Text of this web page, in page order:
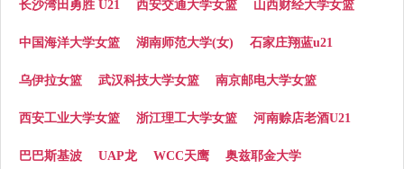
长沙湾田勇胜 U21 西安交通大学女篮 山西财经大学女篮
中国海洋大学女篮 湖南师范大学(女) 石家庄翔蓝u21
乌伊拉女篮 武汉科技大学女篮 南京邮电大学女篮
西安工业大学女篮 浙江理工大学女篮 河南赊店老酒U21
巴巴斯基波 UAP龙 WCC天鹰 奥兹耶金大学